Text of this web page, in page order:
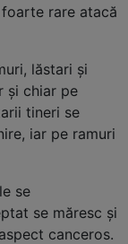
rare atacă
lăstari şi
şi chiar pe
tineri se
iar pe ramuri
se
se măresc şi
canceros.